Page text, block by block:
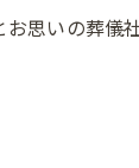
思いの葬儀